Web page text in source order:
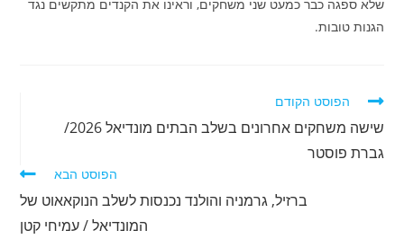
שלא ספגה כבר כמעט שני משחקים, וראינו את הקנדים מתקשים נגד
הגנות טובות.
לקרוא
נוספים
הפוסט הקודם
שישה משחקים אחרונים בשלב הבתים מונדיאל 2026/
גברת פוסטר
הפוסט הבא
ברזיל, גרמניה והולנד נכנסות לשלב הנוקאאוט של
המונדיאל / עמיחי קטן